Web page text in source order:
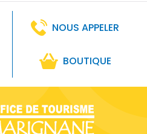
NOUS APPELER
BOUTIQUE